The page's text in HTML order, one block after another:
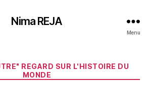
Nima REJA
Menu
Catégories
REGARD SUR L'HISTOIRE DU
MONDE